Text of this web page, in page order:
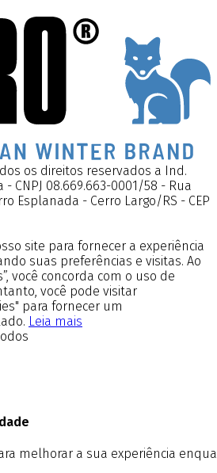
os direitos reservados a Ind.
- CNPJ 08.669.663-0001/58 - Rua
Esplanada - Cerro Largo/RS - CEP
site para fornecer a experiência
suas preferências e visitas. Ao
você concorda com o uso de
você pode visitar
para fornecer um
Leia mais
melhorar a sua experiência